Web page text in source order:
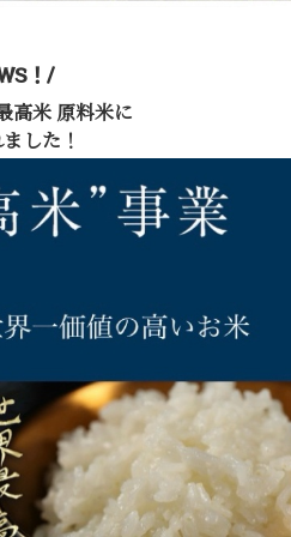
！/
高米 原料米に
した！